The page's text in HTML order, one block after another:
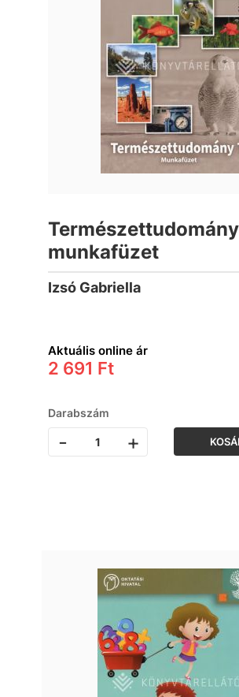
Természettudomány
munkafüzet
Izsó Gabriella
Aktuális online ár
2 691 Ft
Darabszám
- +